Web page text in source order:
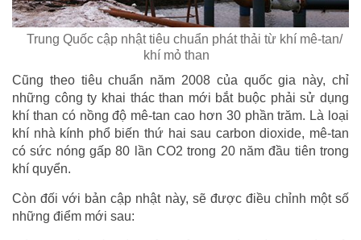
Trung Quốc cập nhật tiêu chuẩn phát thải từ khí mê-tan/
khí mỏ than
Cũng theo tiêu chuẩn năm 2008 của quốc gia này, chỉ
những công ty khai thác than mới bắt buộc phải sử dụng
khí than có nồng độ mê-tan cao hơn 30 phần trăm. Là loại
khí nhà kính phổ biến thứ hai sau carbon dioxide, mê-tan
có sức nóng gấp 80 lần CO2 trong 20 năm đầu tiên trong
khí quyển.
Còn đối với bản cập nhật này, sẽ được điều chỉnh một số
những điểm mới sau: